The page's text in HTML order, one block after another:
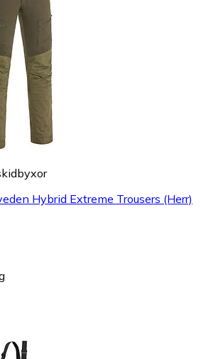
Hybrid Extreme Trousers (Herr)